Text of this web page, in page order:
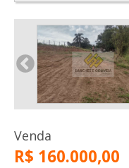
Venda
R$ 160.000,00